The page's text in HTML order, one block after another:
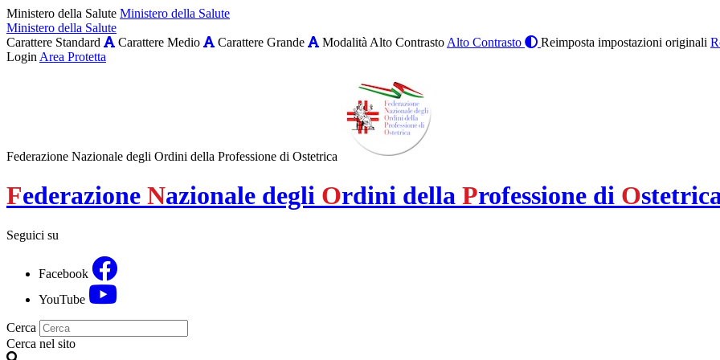
Ministero della Salute Ministero della Salute
Ministero della Salute
Carattere Standard
Carattere Medio Carattere Grande Modalità Alto Contrasto Alto Contrasto Reimposta impostazioni originali
Login Area Protetta
Federazione Nazionale degli Ordini della Professione di Ostetrica
Federazione Nazionale degli Ordini della Professione di O
Seguici su
Facebook
YouTube
Cerca
Cerca nel sito